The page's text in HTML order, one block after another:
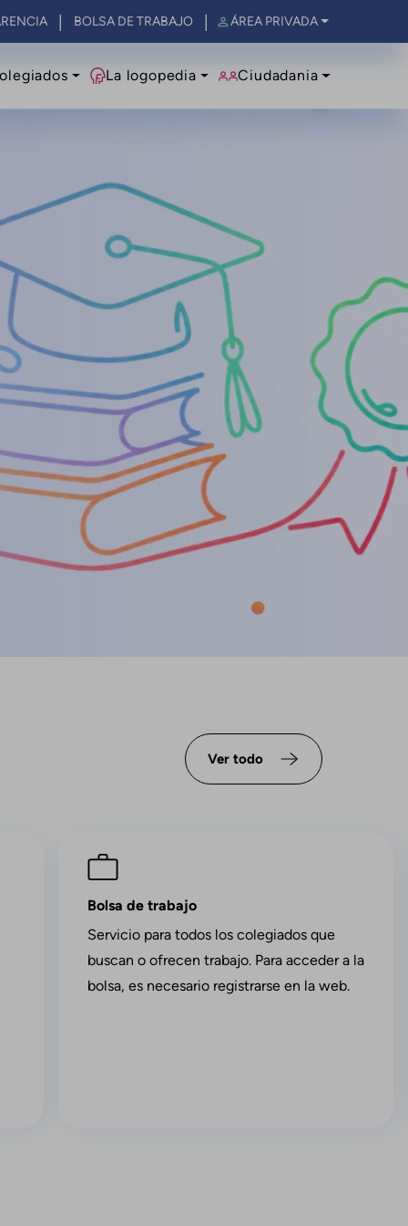
BOLSA DE TRABAJO ÁREA PRIVADA
La logopedia Ciudadania
Imagen
Bolsa de trabajo
Servicio para todos los colegiados que
buscan o ofrecen trabajo. Para acceder a la
bolsa, es necesario registrarse en la web.
Ver todo